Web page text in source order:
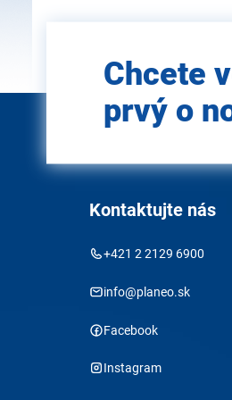
e-mail
Chcete
prvý o
Kontaktujte nás
+421 2 2129 6900
info@planeo.sk
Facebook
Instagram